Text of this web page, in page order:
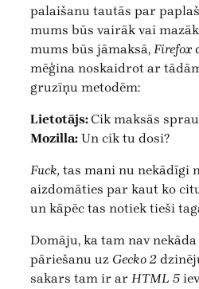
palaišanu tautās par
mums būs vairāk vai
mums būs jāmaksā, Firefox
mēģina noskaidrot ar
gruzīņu metodēm:
Lietotājs:Cik maksās
Mozilla: Un cik tu dosi?
Fuck, tas mani nu nekādīgi
aizdomāties par kaut ko
un kāpēc tas notiek tieši
Domāju, ka tam nav
pāriešanu uz Gecko 2
sakars tam ir ar HTML 5